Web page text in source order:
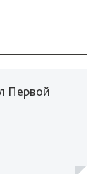
Первой